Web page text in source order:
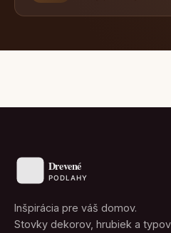
Inšpirácia pre váš domov.
Stovky dekorov, hrubiek a